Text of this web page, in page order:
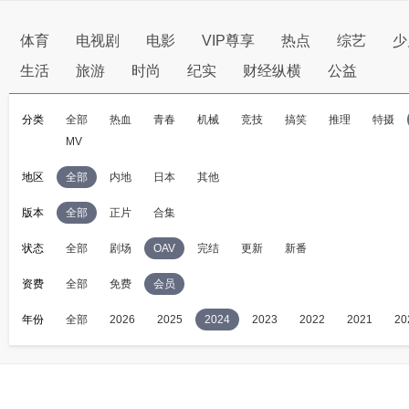
体育 电视剧 电影 VIP尊享 热点 综艺
生活
旅游 时尚 纪实 财经纵横 公益
分类 全部 热血 青春 机械 竞技 搞笑 推理
特摄
MV
地区 全部 内地 日本 其他
版本 全部 正片 合集
状态 全部 剧场 OAV 完结 更新 新番
资费 全部 免费 会员
年份 全部 2026 2025 2024 2023 2022 2021